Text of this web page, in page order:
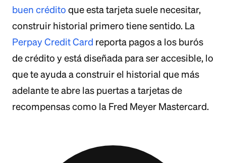
buen crédito que esta tarjeta suele necesitar,
construir historial primero tiene sentido. La
Perpay Credit Card reporta pagos a los burós
de crédito y está diseñada para ser accesible, lo
que te ayuda a construir el historial que más
adelante te abre las puertas a tarjetas de
recompensas como la Fred Meyer Mastercard.